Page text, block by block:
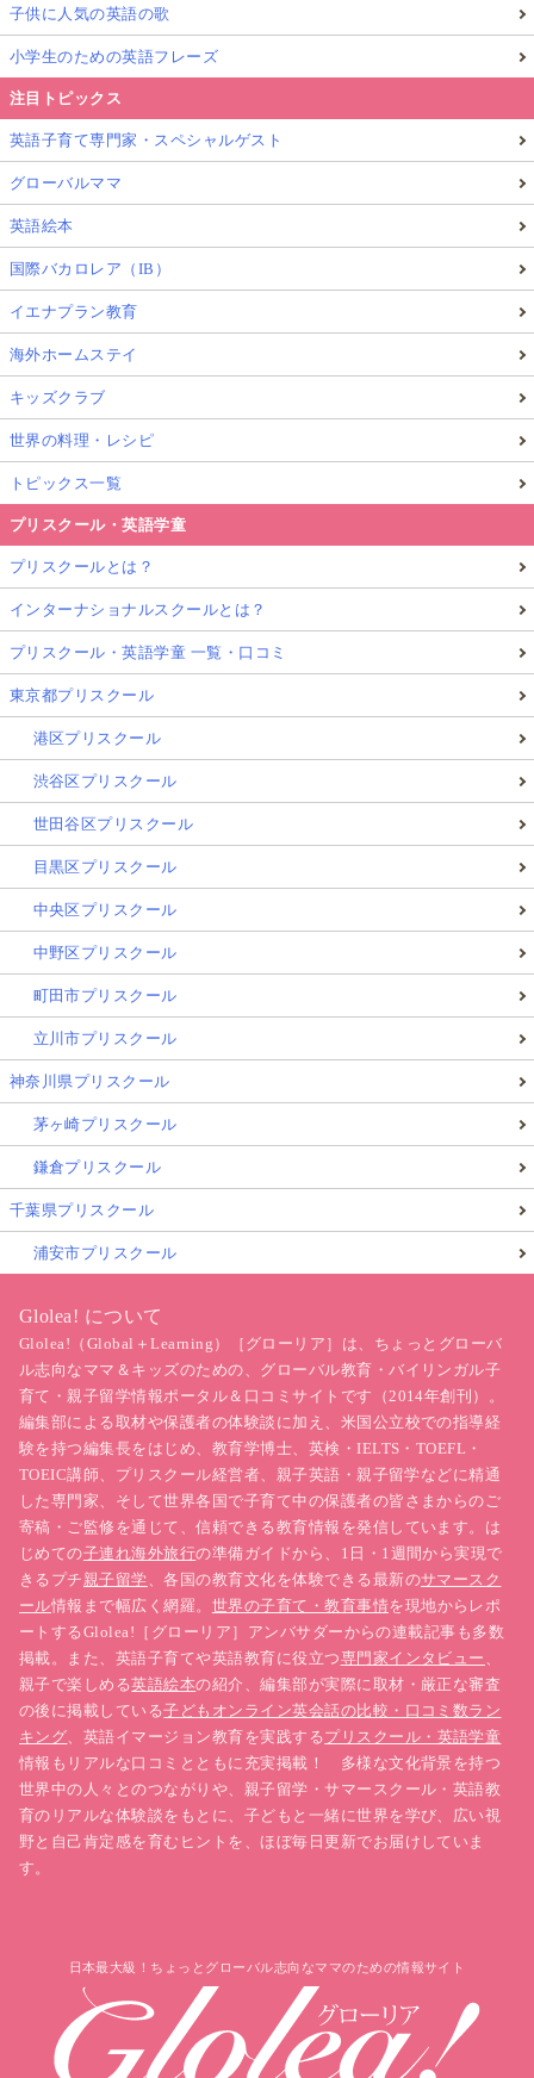
子供に人気の英語の歌
小学生のための英語フレーズ
注目トピックス
英語子育て専門家・スペシャルゲスト
グローバルママ
英語絵本
国際バカロレア（IB）
イエナプラン教育
海外ホームステイ
キッズクラブ
世界の料理・レシピ
トピックス一覧
プリスクール・英語学童
プリスクールとは？
インターナショナルスクールとは？
プリスクール・英語学童 一覧・口コミ
東京都プリスクール
港区プリスクール
渋谷区プリスクール
世田谷区プリスクール
目黒区プリスクール
中央区プリスクール
中野区プリスクール
町田市プリスクール
立川市プリスクール
神奈川県プリスクール
茅ヶ崎プリスクール
鎌倉プリスクール
千葉県プリスクール
浦安市プリスクール
Glolea! について
Glolea!（Global＋Learning）［グローリア］は、ちょっとグローバ
ル志向なママ＆キッズのための、グローバル教育・バイリンガル子
育て・親子留学情報ポータル＆口コミサイトです（2014年創刊）。
編集部による取材や保護者の体験談に加え、米国公立校での指導経
験を持つ編集長をはじめ、教育学博士、英検・IELTS・TOEFL・
TOEIC講師、プリスクール経営者、親子英語・親子留学などに精通
した専門家、そして世界各国で子育て中の保護者の皆さまからのご
寄稿・ご監修を通じて、信頼できる教育情報を発信しています。は
じめての子連れ海外旅行の準備ガイドから、1日・1週間から実現で
きるプチ親子留学、各国の教育文化を体験できる最新のサマースク
ール情報まで幅広く網羅。 世界の子育て・教育事情を現地からレポ
ートするGlolea!［グローリア］アンバサダーからの連載記事も多数
掲載。また、英語子育てや英語教育に役立つ専門家インタビュー 、
親子で楽しめる英語絵本の紹介、編集部が実際に取材・厳正な審査
の後に掲載している子どもオンライン英会話の比較・口コミ数ラン
キング、英語イマージョン教育を実践するプリスクール・英語学童
情報もリアルな口コミとともに充実掲載！ 多様な文化背景を持つ
世界中の人々とのつながりや、親子留学・サマースクール・英語教
育のリアルな体験談をもとに、子どもと一緒に世界を学び、広い視
野と自己肯定感を育むヒントを、ほぼ毎日更新でお届けしていま
す。
日本最大級！ちょっとグローバル志向なママのための情報サイト